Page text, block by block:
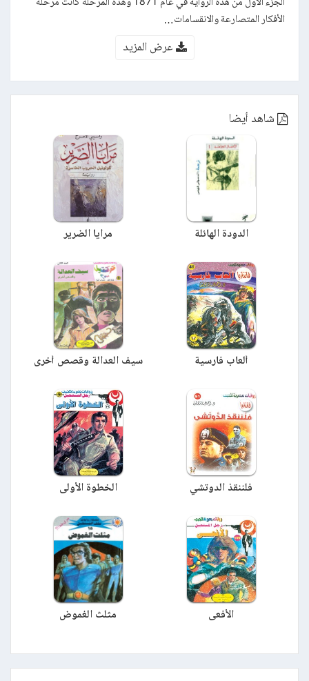
الأفكار المتصارعة والانقسامات…
عرض المزيد
شاهد أيضا
الدودة الهائلة مرايا الضرير
ألعاب فارسية سيف العدالة وقصص أخرى
فلننقذ الدوتشي الخطوة الأولى
الأفعى مثلث الغموض